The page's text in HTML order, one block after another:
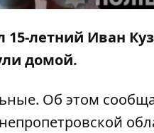
15-летний Иван
домой.
Об этом